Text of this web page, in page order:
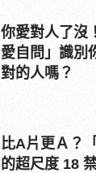
你愛對人了沒
愛自問」識別
對的人嗎？
比A片更Ａ？
的超尺度 18